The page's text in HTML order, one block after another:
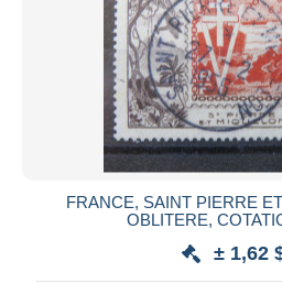
FRANCE, SAINT PIERRE
OBLITERE,
± 1,62